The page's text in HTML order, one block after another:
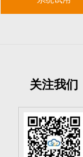
关注我们